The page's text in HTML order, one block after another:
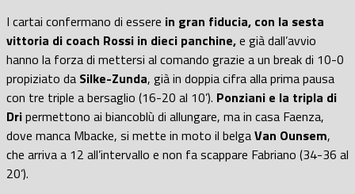
I cartai confermano di essere in gran fiducia, con la sesta
vittoria di coach Rossi in dieci panchine,e già dall’avvio
hanno la forza di mettersi al comando grazie a un break di 10-0
propiziato da Silke-Zunda, già in doppia cifra alla prima pausa
con tre triple a bersaglio (16-20 al 10’). Ponziani e la tripla di
Dripermettono ai biancoblù di allungare, ma in casa Faenza,
dove manca Mbacke, si mette in moto il belgaVan Ounsem,
che arriva a 12 all’intervallo e non fa scappare Fabriano (34-36 al
20’).